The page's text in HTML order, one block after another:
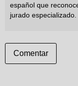
español que
jurado especializado.
Comentar